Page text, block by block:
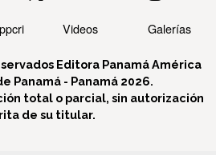
Videos Galerías
Editora Panamá América
Panamá - Panamá 2026.
total o parcial, sin autorización
de su titular.